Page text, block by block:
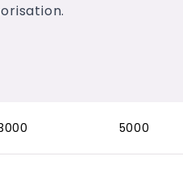
5000